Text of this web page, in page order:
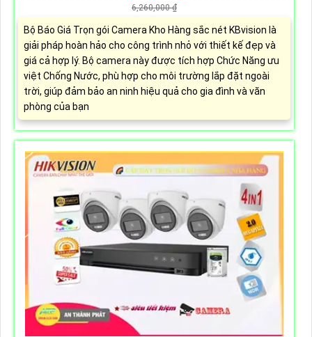
6,260,000 ₫
Bộ Báo Giá Trọn gói Camera Kho Hàng sắc nét KBvision là
giải pháp hoàn hảo cho công trình nhỏ với thiết kế đẹp và
giá cả hợp lý. Bộ camera này được tích hợp Chức Năng ưu
việt Chống Nước, phù hợp cho môi trường lắp đặt ngoài
trời, giúp đảm bảo an ninh hiệu quả cho gia đình và văn
phòng của bạn